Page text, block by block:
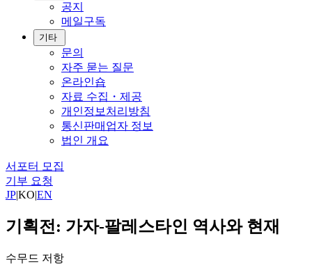
공지
메일구독
기타
문의
자주 묻는 질문
온라인숍
자료 수집・제공
개인정보처리방침
통신판매업자 정보
법인 개요
서포터 모집
기부 요청
JP|KO|EN
기획전: 가자-팔레스타인 역사와 현재
수무드 저항